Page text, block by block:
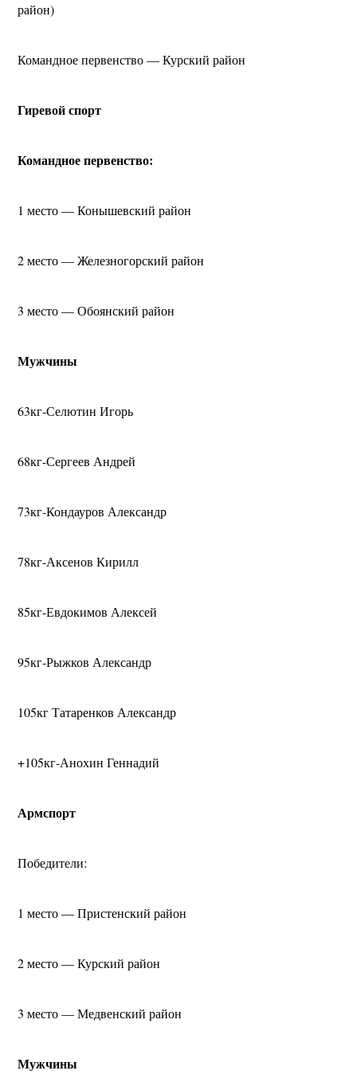
район)
Командное первенство — Курский район
Гиревой спорт
Командное первенство:
1 место — Конышевский район
2 место — Железногорский район
3 место — Обоянский район
Мужчины
63кг-Селютин Игорь
68кг-Сергеев Андрей
73кг-Кондауров Александр
78кг-Аксенов Кирилл
85кг-Евдокимов Алексей
95кг-Рыжков Александр
105кг Татаренков Александр
+105кг-Анохин Геннадий
Армспорт
Победители:
1 место — Пристенский район
2 место — Курский район
3 место — Медвенский район
Мужчины